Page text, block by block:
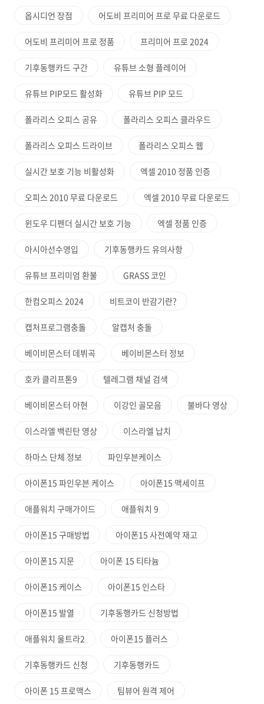
옵시디언 장점 어도비 프리미어 프로 무료 다운로드
어도비 프리미어 프로 정품 프리미어 프로 2024
기후동행카드 구간 유튜브 소형 플레이어
유튜브 PIP모드 활성화 유튜브 PIP 모드
폴라리스 오피스 공유 폴라리스 오피스 클라우드
폴라리스 오피스 드라이브 폴라리스 오피스 웹
실시간 보호 기능 비활성화 엑셀 2010 정품 인증
오피스 2010 무료 다운로드 엑셀 2010 무료 다운로드
윈도우 디펜더 실시간 보호 기능 엑셀 정품 인증
아시아선수영입 기후동행카드 유의사항
유튜브 프리미엄 환불 GRASS 코인
한컴오피스 2024 비트코이 반감기란?
캡처프로그램충돌 알캡처 충돌
베이비몬스터 데뷔곡 베이비몬스터 정보
호카 클리프톤9 텔레그램 채널 검색
베이비몬스터 아현 이강인 골모음 불바다 영상
이스라엘 백린탄 영상 이스라엘 납치
하마스 단체 정보 파인우븐케이스
아이폰15 파인우븐 케이스 아이폰15 맥세이프
애플워치 구매가이드 애플워치 9
아이폰15 구매방법 아이폰15 사전예약 재고
아이폰15 지문 아이폰 15 티타늄
아이폰15 케이스 아이폰15 인스타
아이폰15 발열 기후동행카드 신청방법
애플워치 울트라2 아이폰15 플러스
기후동행카드 신청 기후동행카드
아이폰 15 프로맥스 팀뷰어 원격 제어